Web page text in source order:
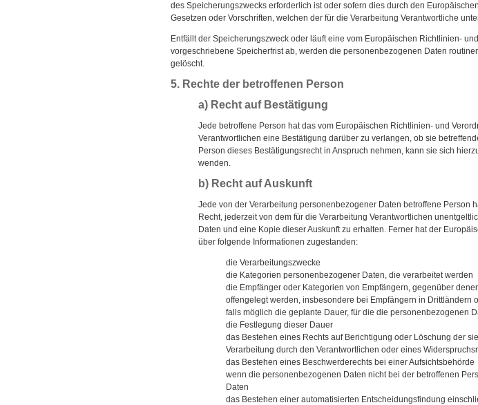
des Speicherungszwecks erforderlich ist oder sofern dies durch den
Gesetzen oder Vorschriften, welchen der für die Verarbeitung Verantwortliche
Entfällt der Speicherungszweck oder läuft eine vom Europäischen Richtlinien-
vorgeschriebene Speicherfrist ab, werden die personenbezogenen Daten
gelöscht.
5. Rechte der betroffenen Person
a) Recht auf Bestätigung
Jede betroffene Person hat das vom Europäischen Richtlinien- und
Verantwortlichen eine Bestätigung darüber zu verlangen, ob sie
Person dieses Bestätigungsrecht in Anspruch nehmen, kann sie sich
wenden.
b) Recht auf Auskunft
Jede von der Verarbeitung personenbezogener Daten betroffene
Recht, jederzeit von dem für die Verarbeitung Verantwortlichen
Daten und eine Kopie dieser Auskunft zu erhalten. Ferner hat der
über folgende Informationen zugestanden:
die Verarbeitungszwecke
die Kategorien personenbezogener Daten, die verarbeitet werden
die Empfänger oder Kategorien von Empfängern, gegenüber
offengelegt werden, insbesondere bei Empfängern in Drittländern
falls möglich die geplante Dauer, für die die personenbezogenen
die Festlegung dieser Dauer
das Bestehen eines Rechts auf Berichtigung oder Löschung der
Verarbeitung durch den Verantwortlichen oder eines
das Bestehen eines Beschwerderechts bei einer Aufsichtsbehörde
wenn die personenbezogenen Daten nicht bei der betroffenen
Daten
das Bestehen einer automatisierten Entscheidungsfindung